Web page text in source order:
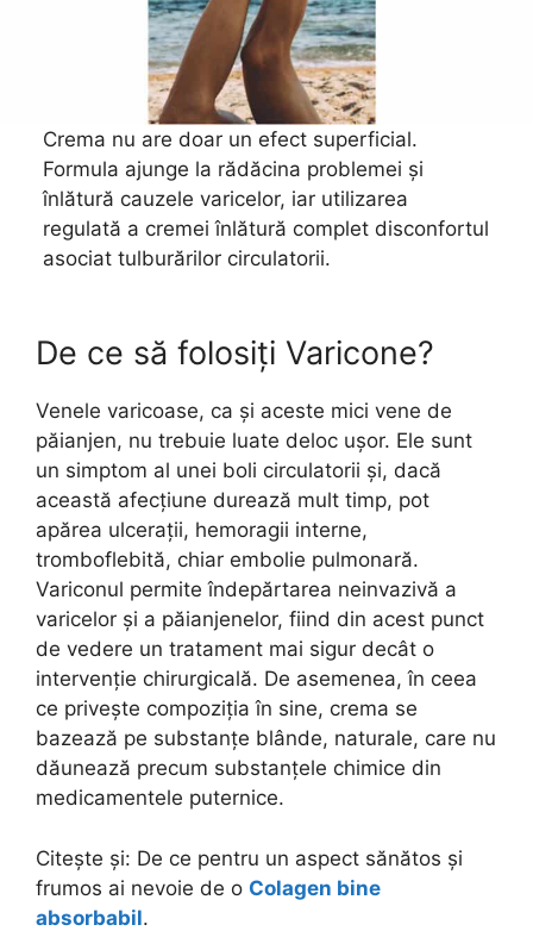
Crema nu are doar un efect superficial.
Formula ajunge la rădăcina problemei și
înlătură cauzele varicelor, iar utilizarea
regulată a cremei înlătură complet disconfortul
asociat tulburărilor circulatorii.
De ce să folosiți Varicone?
Venele varicoase, ca și aceste mici vene de
păianjen, nu trebuie luate deloc ușor. Ele sunt
un simptom al unei boli circulatorii și, dacă
această afecțiune durează mult timp, pot
apărea ulcerații, hemoragii interne,
tromboflebită, chiar embolie pulmonară.
Variconul permite îndepărtarea neinvazivă a
varicelor și a păianjenelor, fiind din acest punct
de vedere un tratament mai sigur decât o
intervenție chirurgicală. De asemenea, în ceea
ce privește compoziția în sine, crema se
bazează pe substanțe blânde, naturale, care nu
dăunează precum substanțele chimice din
medicamentele puternice.
Citește și: De ce pentru un aspect sănătos și
frumos ai nevoie de o Colagen bine
absorbabil.